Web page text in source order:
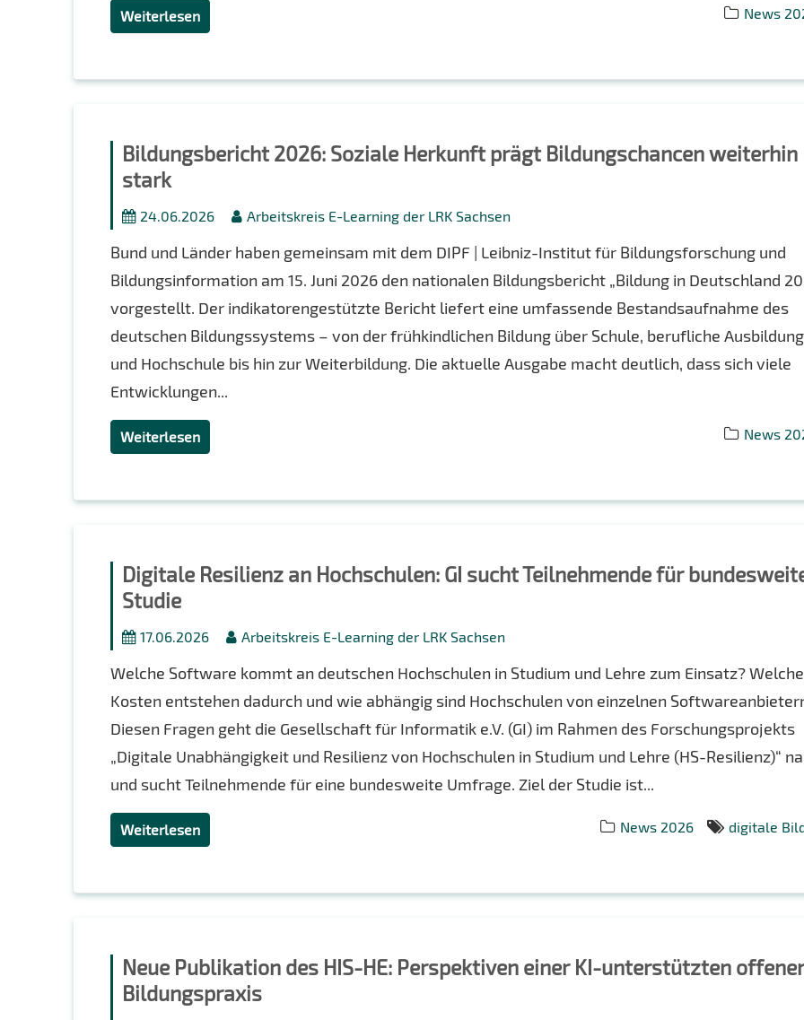
News
Weiterlesen
Bildungsbericht 2026: Soziale Herkunft prägt Bildungschancen weiterhin
stark
24.06.2026 Arbeitskreis E-Learning der LRK Sachsen
Bund und Länder haben gemeinsam mit dem DIPF | Leibniz-Institut für Bildungsforschung und
Bildungsinformation am 15. Juni 2026 den nationalen Bildungsbericht „Bildung in Deutschland
vorgestellt. Der indikatorengestützte Bericht liefert eine umfassende Bestandsaufnahme des
deutschen Bildungssystems – von der frühkindlichen Bildung über Schule, berufliche Ausbildung
und Hochschule bis hin zur Weiterbildung. Die aktuelle Ausgabe macht deutlich, dass sich viele
Entwicklungen...
News
Weiterlesen
Digitale Resilienz an Hochschulen: GI sucht Teilnehmende für
Studie
17.06.2026 Arbeitskreis E-Learning der LRK Sachsen
Welche Software kommt an deutschen Hochschulen in Studium und Lehre zum Einsatz? Welche
Kosten entstehen dadurch und wie abhängig sind Hochschulen von einzelnen
Diesen Fragen geht die Gesellschaft für Informatik e.V. (GI) im Rahmen des Forschungsprojekts
„Digitale Unabhängigkeit und Resilienz von Hochschulen in Studium und Lehre (HS-Resilienz)“
und sucht Teilnehmende für eine bundesweite Umfrage. Ziel der Studie ist...
News 2026 digitale
Weiterlesen
Neue Publikation des HIS-HE: Perspektiven einer KI-unter­stützten
Bildungspraxis